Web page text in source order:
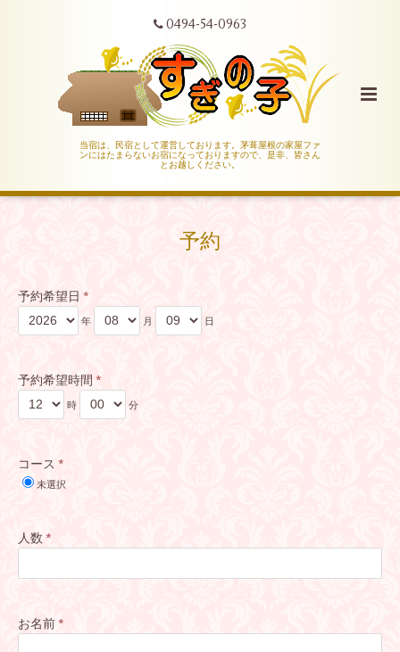
0494-54-0963
当宿は、民宿として運営しております。茅葺屋根の家屋ファ
ンにはたまらないお宿になっておりますので、是非、皆さん
とお越しください。
予約
予約希望日 *
年 月 日
予約希望時間 *
時 分
コース *
未選択
人数 *
お名前*